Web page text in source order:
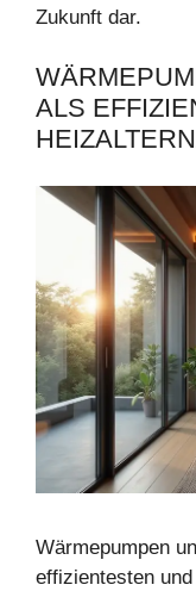
Zukunft dar.
ALS
Wärmepumpen
effizientesten